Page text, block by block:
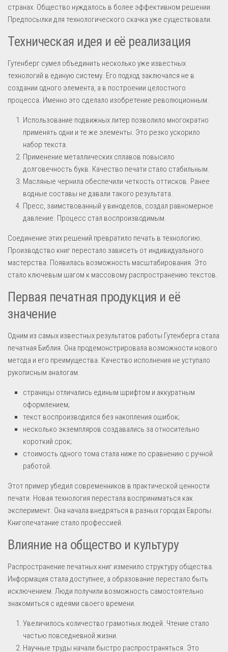
странах. Общество нуждалось в более эффективном решении.
Предпосылки для технологического скачка уже существовали.
Техническая идея и её реализация
Гутенберг сумел объединить несколько уже известных
технологий в единую систему. Его подход заключался не в
создании одного элемента, а в построении целостного
процесса. Именно это сделало изобретение революционным.
Использование подвижных литер позволило многократно
применять одни и те же элементы. Это резко ускорило
набор текста.
Применение металлических сплавов повысило
долговечность букв. Качество печати стало стабильным.
Масляные чернила обеспечили четкость оттисков. Ранее
водные составы не давали такого результата.
Пресс, заимствованный у виноделов, создал равномерное
давление. Процесс стал воспроизводимым.
Соединение этих решений превратило печать в технологию.
Производство книг перестало зависеть от индивидуального
мастерства. Появилась возможность масштабирования. Это
стало ключевым шагом к массовому распространению текстов.
Первая печатная продукция и её
значение
Одним из самых известных результатов работы Гутенберга стала
печатная Библия. Она продемонстрировала возможности нового
метода и его преимущества. Качество исполнения не уступало
рукописным аналогам.
страницы отличались единым шрифтом и аккуратным
оформлением;
текст воспроизводился без накопления ошибок;
несколько экземпляров создавались за относительно
короткий срок;
стоимость одного тома стала ниже по сравнению с ручной
работой.
Этот пример убедил современников в практической ценности
печати. Новая технология перестала восприниматься как
эксперимент. Она начала внедряться в разных городах Европы.
Книгопечатание стало профессией.
Влияние на общество и культуру
Распространение печатных книг изменило структуру общества.
Информация стала доступнее, а образование перестало быть
исключением. Люди получили возможность самостоятельно
знакомиться с идеями своего времени.
Увеличилось количество грамотных людей. Чтение стало
частью повседневной жизни.
Научные труды начали быстро распространяться. Это